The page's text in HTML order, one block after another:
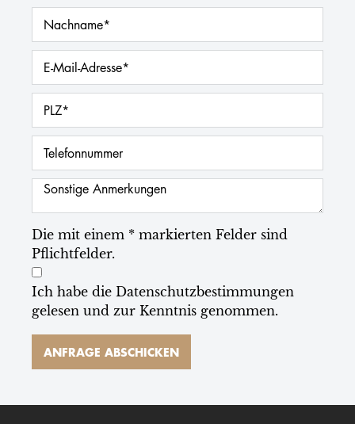
Die mit einem * markierten Felder sind
Pflichtfelder.
Ich habe die Datenschutzbestimmungen
gelesen und zur Kenntnis genommen.